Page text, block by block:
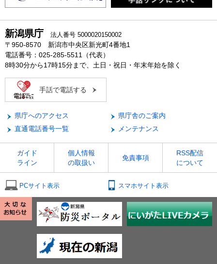
新潟県庁 法人番号 5000020150002
〒950-8570 新潟市中央区新光町4番地1
電話番号：025-285-5511（代表）
8時30分から17時15分まで、土日・祝日・年末年始を除く
手話で電話する
県庁へのアクセス
県庁舎のご案内
直通電話番号一覧
メンテナンス
ガイド
ライン
個人情報
の取扱い
免責事項
RSS配信
について
PCサイト表示 スマホサイト表示